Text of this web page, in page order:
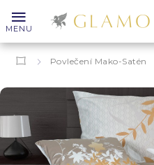
MENU
Povlečení Mako-Satén